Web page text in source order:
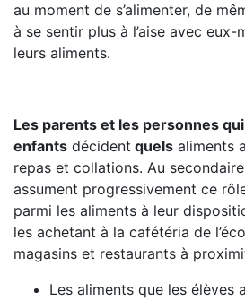
au moment de s’alimenter, de
à se sentir plus à l’aise avec eux-
leurs aliments.
Les parents et les personnes
enfants décident quels aliments
repas et collations. Au
assument progressivement ce
parmi les aliments à leur
les achetant à la cafétéria de
magasins et restaurants à
Les aliments que les élèves